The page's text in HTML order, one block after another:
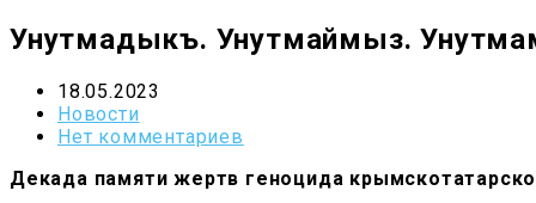
Унутмадыкъ. Унутмаймыз.
18.05.2023
Новости
Нет комментариев
Декада памяти жертв геноцида